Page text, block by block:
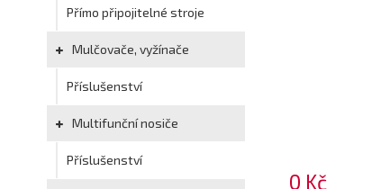
Přímo připojitelné stroje
Mulčovače, vyžínače
Příslušenství
Multifunční nosiče
Příslušenství
0 Kč